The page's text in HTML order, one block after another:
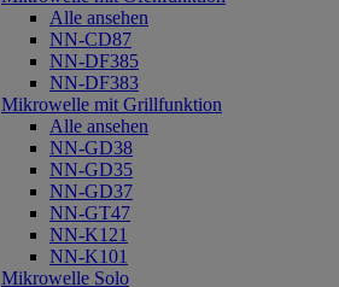
Alle ansehen
NN-CD87
NN-DF385
NN-DF383
Mikrowelle mit Grillfunktion
Alle ansehen
NN-GD38
NN-GD35
NN-GD37
NN-GT47
NN-K121
NN-K101
Mikrowelle Solo